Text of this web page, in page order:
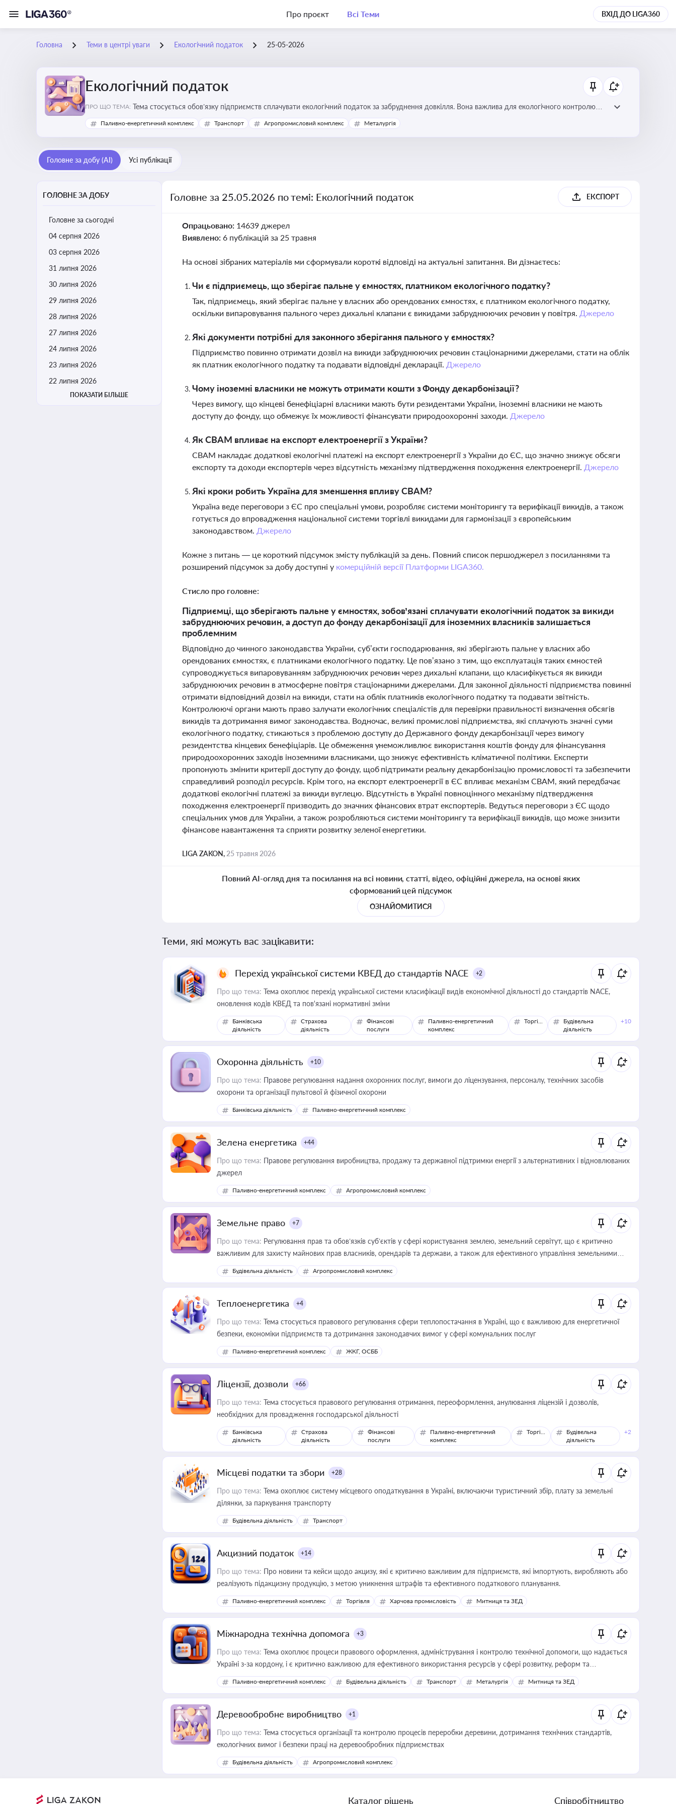
Про проєкт Всі Теми ВХІД ДО LIGA360
Головна Теми в центрі уваги Екологічний податок 25-05-2026
Екологічний податок
ПРО ЩО ТЕМА: Тема стосується обов’язку підприємств сплачувати екологічний податок за забруднення довкілля. Вона важлива для екологічного контролю
бізнесу, формування фінансової звітності та дотримання природоохоронного законодавства
Паливно-енергетичний комплекс Транспорт Агропромисловий комплекс Металургія
Головне за добу (AI) Усі публікації
ГОЛОВНЕ ЗА ДОБУ
Головне за сьогодні
04 серпня 2026
03 серпня 2026
31 липня 2026
30 липня 2026
29 липня 2026
28 липня 2026
27 липня 2026
24 липня 2026
23 липня 2026
22 липня 2026
ПОКАЗАТИ БІЛЬШЕ
Головне за 25.05.2026 по темі: Екологічний податок ЕКСПОРТ
Опрацьовано: 14639 джерел
Виявлено: 6 публікацій за 25 травня
На основі зібраних матеріалів ми сформували короткі відповіді на актуальні запитання. Ви дізнаєтесь:
Чи є підприємець, що зберігає пальне у ємностях, платником екологічного податку?
Так, підприємець, який зберігає пальне у власних або орендованих ємностях, є платником екологічного податку,
оскільки випаровування пального через дихальні клапани є викидами забруднюючих речовин у повітря. Джерело
Які документи потрібні для законного зберігання пального у ємностях?
Підприємство повинно отримати дозвіл на викиди забруднюючих речовин стаціонарними джерелами, стати на облік
як платник екологічного податку та подавати відповідні декларації. Джерело
Чому іноземні власники не можуть отримати кошти з Фонду декарбонізації?
Через вимогу, що кінцеві бенефіціарні власники мають бути резидентами України, іноземні власники не мають
доступу до фонду, що обмежує їх можливості фінансувати природоохоронні заходи. Джерело
Як CBAM впливає на експорт електроенергії з України?
CBAM накладає додаткові екологічні платежі на експорт електроенергії з України до ЄС, що значно знижує обсяги
експорту та доходи експортерів через відсутність механізму підтвердження походження електроенергії. Джерело
Які кроки робить Україна для зменшення впливу CBAM?
Україна веде переговори з ЄС про спеціальні умови, розробляє системи моніторингу та верифікації викидів, а також
готується до впровадження національної системи торгівлі викидами для гармонізації з європейським
законодавством. Джерело
Кожне з питань — це короткий підсумок змісту публікацій за день. Повний список першоджерел з посиланнями та
розширений підсумок за добу доступні у комерційній версії Платформи LIGA360.
Стисло про головне:
Підприємці, що зберігають пальне у ємностях, зобов’язані сплачувати екологічний податок за викиди
забруднюючих речовин, а доступ до фонду декарбонізації для іноземних власників залишається
проблемним
Відповідно до чинного законодавства України, суб’єкти господарювання, які зберігають пальне у власних або
орендованих ємностях, є платниками екологічного податку. Це пов’язано з тим, що експлуатація таких ємностей
супроводжується випаровуванням забруднюючих речовин через дихальні клапани, що класифікується як викиди
забруднюючих речовин в атмосферне повітря стаціонарними джерелами. Для законної діяльності підприємства повинні
отримати відповідний дозвіл на викиди, стати на облік платників екологічного податку та подавати звітність.
Контролюючі органи мають право залучати екологічних спеціалістів для перевірки правильності визначення обсягів
викидів та дотримання вимог законодавства. Водночас, великі промислові підприємства, які сплачують значні суми
екологічного податку, стикаються з проблемою доступу до Державного фонду декарбонізації через вимогу
резидентства кінцевих бенефіціарів. Це обмеження унеможливлює використання коштів фонду для фінансування
природоохоронних заходів іноземними власниками, що знижує ефективність кліматичної політики. Експерти
пропонують змінити критерії доступу до фонду, щоб підтримати реальну декарбонізацію промисловості та забезпечити
справедливий розподіл ресурсів. Крім того, на експорт електроенергії в ЄС впливає механізм CBAM, який передбачає
додаткові екологічні платежі за викиди вуглецю. Відсутність в Україні повноцінного механізму підтвердження
походження електроенергії призводить до значних фінансових втрат експортерів. Ведуться переговори з ЄС щодо
спеціальних умов для України, а також розробляються системи моніторингу та верифікації викидів, що може знизити
фінансове навантаження та сприяти розвитку зеленої енергетики.
LIGA ZAKON, 25 травня 2026
Повний AI-огляд дня та посилання на всі новини, статті, відео, офіційні джерела, на основі яких
сформований цей підсумок
ОЗНАЙОМИТИСЯ
Теми, які можуть вас зацікавити:
Перехід української системи КВЕД до стандартів NACE +2
Про що тема: Тема охоплює перехід української системи класифікації видів економічної діяльності до стандартів NACE,
оновлення кодів КВЕД та пов'язані нормативні зміни
Банківська
діяльність
Страхова
діяльність
Фінансові
послуги
Паливно-енергетичний
комплекс
Торгівля
Будівельна
діяльність
+10
Охоронна діяльність +10
Про що тема: Правове регулювання надання охоронних послуг, вимоги до ліцензування, персоналу, технічних засобів
охорони та організації пультової й фізичної охорони
Банківська діяльність Паливно-енергетичний комплекс
Зелена енергетика +44
Про що тема: Правове регулювання виробництва, продажу та державної підтримки енергії з альтернативних і відновлюваних
джерел
Паливно-енергетичний комплекс Агропромисловий комплекс
Земельне право +7
Про що тема: Регулювання прав та обов’язків суб’єктів у сфері користування землею, земельний сервітут, що є критично
важливим для захисту майнових прав власників, орендарів та держави, а також для ефективного управління земельними
ресурсами
Будівельна діяльність Агропромисловий комплекс
Теплоенергетика +4
Про що тема: Тема стосується правового регулювання сфери теплопостачання в Україні, що є важливою для енергетичної
безпеки, економіки підприємств та дотримання законодавчих вимог у сфері комунальних послуг
Паливно-енергетичний комплекс ЖКГ, ОСББ
Ліцензії, дозволи +66
Про що тема: Тема стосується правового регулювання отримання, переоформлення, анулювання ліцензій і дозволів,
необхідних для провадження господарської діяльності
Банківська
діяльність
Страхова
діяльність
Фінансові
послуги
Паливно-енергетичний
комплекс
Торгівля
Будівельна
діяльність
+2
Місцеві податки та збори +28
Про що тема: Тема охоплює систему місцевого оподаткування в Україні, включаючи туристичний збір, плату за земельні
ділянки, за паркування транспорту
Будівельна діяльність Транспорт
Акцизний податок +14
Про що тема: Про новини та кейси щодо акцизу, які є критично важливим для підприємств, які імпортують, виробляють або
реалізують підакцизну продукцію, з метою уникнення штрафів та ефективного податкового планування.
Паливно-енергетичний комплекс Торгівля Харчова промисловість Митниця та ЗЕД
Міжнародна технічна допомога +3
Про що тема: Тема охоплює процеси правового оформлення, адміністрування і контролю технічної допомоги, що надається
Україні з-за кордону, і є критично важливою для ефективного використання ресурсів у сфері розвитку, реформ та
інфраструктурних проєктів
Паливно-енергетичний комплекс Будівельна діяльність Транспорт Металургія Митниця та ЗЕД
Деревообробне виробництво +1
Про що тема: Тема стосується організації та контролю процесів переробки деревини, дотримання технічних стандартів,
екологічних вимог і безпеки праці на деревообробних підприємствах
Будівельна діяльність Агропромисловий комплекс
Каталог рішень Співробітництво